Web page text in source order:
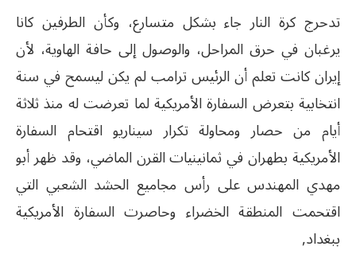
تدحرج كرة النار جاء بشكل متسارع، وكأن الطرفين كانا
يرغبان في حرق المراحل، والوصول إلى حافة الهاوية، لأن
إيران كانت تعلم أن الرئيس ترامب لم يكن ليسمح في سنة
انتخابية بتعرض السفارة الأمريكية لما تعرضت له منذ ثلاثة
أيام من حصار ومحاولة تكرار سيناريو اقتحام السفارة
الأمريكية بطهران في ثمانينيات القرن الماضي، وقد ظهر أبو
مهدي المهندس على رأس مجاميع الحشد الشعبي التي
اقتحمت المنطقة الخضراء وحاصرت السفارة الأمريكية
ببغداد,